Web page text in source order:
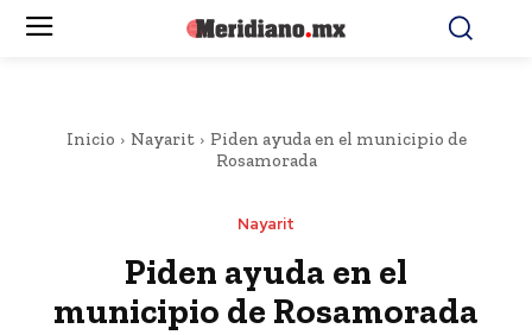
Inicio Nayarit
Piden ayuda en el municipio de
Rosamorada
Nayarit
Piden ayuda en el
municipio de Rosamorada